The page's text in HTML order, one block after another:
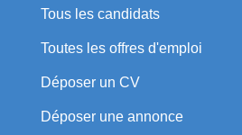
Tous les candidats
Toutes les offres d'emploi
Déposer un CV
Déposer une annonce